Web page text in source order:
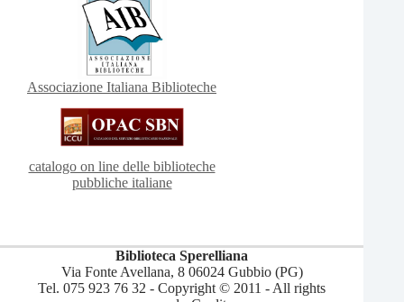
Associazione Italiana Biblioteche
catalogo on line delle biblioteche
pubbliche italiane
Biblioteca Sperelliana
Via Fonte Avellana, 8 06024 Gubbio (PG)
Tel. 075 923 76 32 - Copyright © 2011 - All rights